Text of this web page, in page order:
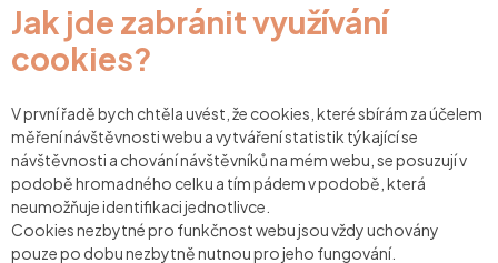
Jak jde zabránit využívání
cookies?
V první řadě bych chtěla uvést, že cookies, které sbírám za účelem
měření návštěvnosti webu a vytváření statistik týkající se
návštěvnosti a chování návštěvníků na mém webu, se posuzují v
podobě hromadného celku a tím pádem v podobě, která
neumožňuje identifikaci jednotlivce.
Cookies nezbytné pro funkčnost webu jsou vždy uchovány
pouze po dobu nezbytně nutnou pro jeho fungování.